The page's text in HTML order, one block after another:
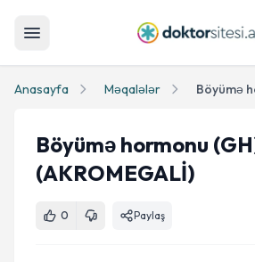
Anasayfa Məqalələr Böyümə
Böyümə hormonu
(AKROMEGALİ)
0 Paylaş